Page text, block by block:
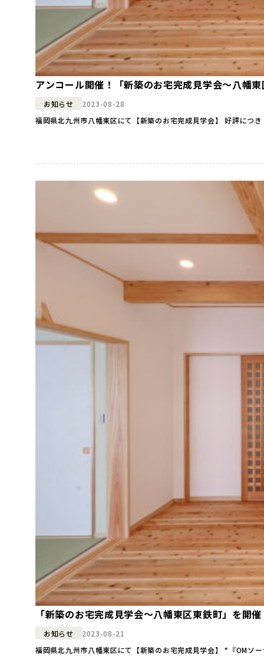
アンコール開催！「新築のお宅完成見学会～八幡
お知らせ 2023-08-28
「新築のお宅完成見学会～八幡東区東鉄町」を開催
お知らせ
2023-08-21
福岡県北九州市八幡東区にて【新築のお宅完成見学会】 “『OMソーラー』夏の心地よさ体感会”を開催しま